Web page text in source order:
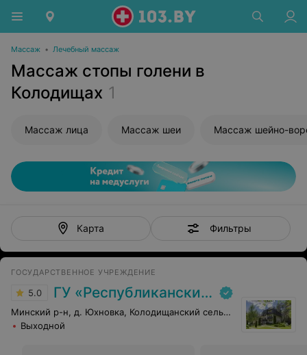
Массаж • Лечебный массаж
Массаж стопы голени в
Колодищах 1
Массаж лица Массаж шеи
Карта Фильтры
ГОСУДАРСТВЕННОЕ УЧРЕЖДЕНИЕ
5.0 ГУ «Республиканский научно-практический центр медицинской экспертизы и реабилитаци»
Минский р-н, д. Юхновка, Колодищанский сельсовет, 93
Выходной